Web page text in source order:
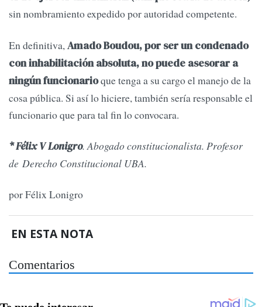
sin nombramiento expedido por autoridad competente.
En definitiva,Amado Boudou, por ser un condenado
con inhabilitación absoluta, no puede asesorar a
ningún funcionarioque tenga a su cargo el manejo de la
cosa pública. Si así lo hiciere, también sería responsable el
funcionario que para tal fin lo convocara.
* Félix V Lonigro. Abogado constitucionalista. Profesor
de Derecho Constitucional UBA.
por Félix Lonigro
EN ESTA NOTA
Comentarios